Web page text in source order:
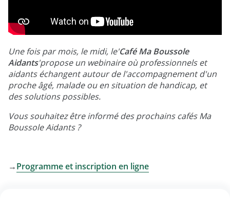
Une fois par mois, le midi, le'Café Ma Boussole
Aidants'propose un webinaire où professionnels et
aidants échangent autour de l'accompagnement d'un
proche âgé, malade ou en situation de handicap, et
des solutions possibles.
Vous souhaitez être informé des prochains cafés Ma
Boussole Aidants ?
→Programme et inscription en ligne